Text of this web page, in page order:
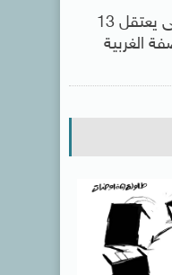
الاحتلال الإسرائيلى يعتقل 13
الغربية